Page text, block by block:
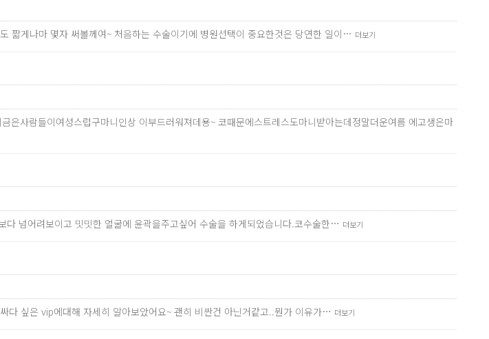
짧게나마 몇자 써볼께여~ 처음하는 수술이기에 병원선택이 중요한것은 당연한 일이… 더보기
사람들이여성스럽구마니인상 이부드러워져데용~ 코때문에스트레스도마니받아는데정말더운여름 에고생은마
넘어려보이고 밋밋한 얼굴에 윤곽을주고싶어 수술을 하게되었습니다.코수술한… 더보기
다 싶은 vip에대해 자세히 알아보았어요~ 괜히 비싼건 아닌거같고..뭔가 이유가… 더보기